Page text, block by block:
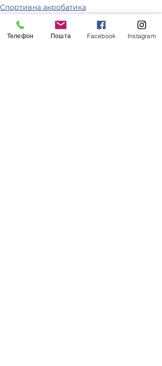
Спортивна акробатика
Телефон Пошта Facebook Instagram